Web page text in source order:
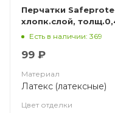
Перчатки
хлопк.слой,
Есть в наличии: 369
99 ₽
Материал
Латекс (латексные)
Цвет отделки